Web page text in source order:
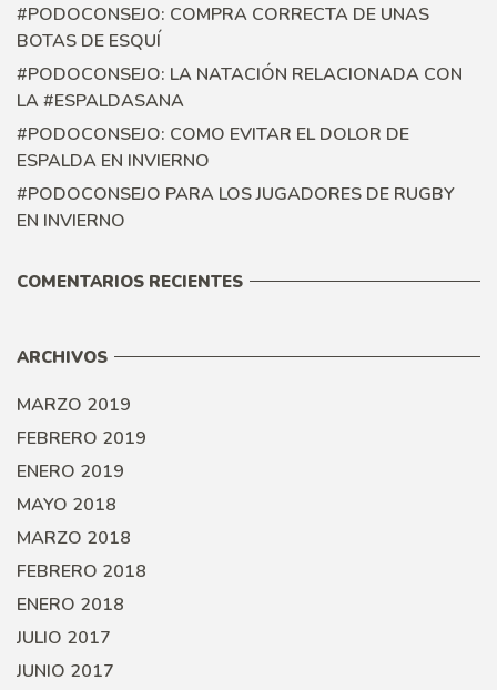
#PODOCONSEJO: COMPRA CORRECTA DE UNAS
BOTAS DE ESQUÍ
#PODOCONSEJO: LA NATACIÓN RELACIONADA CON
LA #ESPALDASANA
#PODOCONSEJO: COMO EVITAR EL DOLOR DE
ESPALDA EN INVIERNO
#PODOCONSEJO PARA LOS JUGADORES DE RUGBY
EN INVIERNO
COMENTARIOS RECIENTES
ARCHIVOS
MARZO 2019
FEBRERO 2019
ENERO 2019
MAYO 2018
MARZO 2018
FEBRERO 2018
ENERO 2018
JULIO 2017
JUNIO 2017